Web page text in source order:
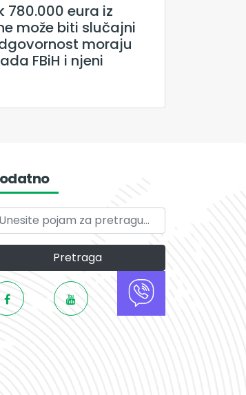
780.000 eura iz
može biti slučajni
moraju
FBiH i njeni
Pretraga